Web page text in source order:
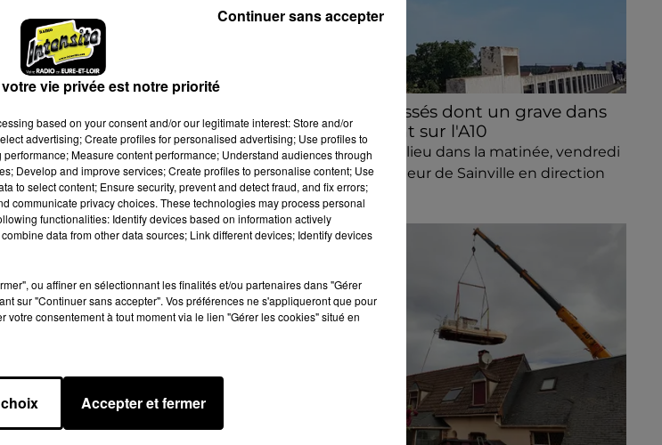
dans les secteurs de Chartres,
et Voves, la CGT FAPT tire la...
Quatre blessés dont un grave dans
un accident sur l'A10
Le choc a eu lieu dans la matinée, vendredi
7 août à hauteur de Sainville en direction
d'Orléans.
vie privée est notre priorité
based on your consent and/or our legitimate interest: Store and/or
advertising; Create profiles for personalised advertising; Use profiles to
Measure content performance; Understand audiences through
Develop and improve services; Create profiles to personalise content; Use
to select content; Ensure security, prevent and detect fraud, and fix errors;
communicate privacy choices. These technologies may process personal
functionalities: Identify devices based on information actively
data from other data sources; Link different devices; Identify devices
ou affiner en sélectionnant les finalités et/ou partenaires dans "Gérer
sur "Continuer sans accepter". Vos préférences ne s'appliqueront que pour
votre consentement à tout moment via le lien "Gérer les cookies" situé en
Accepter et fermer
Continuer sans accepter